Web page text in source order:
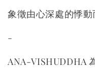
象徵由心深處的悸動
-
ANA-VISHUDDHA